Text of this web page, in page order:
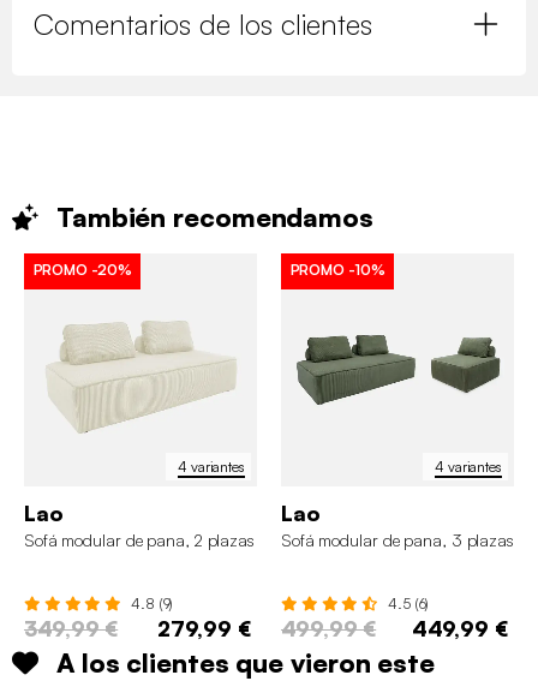
Comentarios de los clientes
También recomendamos
4 variantes
PROMO -20%
Lao
Sofá modular de pana, 2 plazas
4.8 (9)
349,99 € 279,99 €
4 variantes
PROMO -10%
Lao
Sofá modular de pana, 3 plazas
4.5 (6)
499,99 € 449,99 €
A los clientes que vieron este